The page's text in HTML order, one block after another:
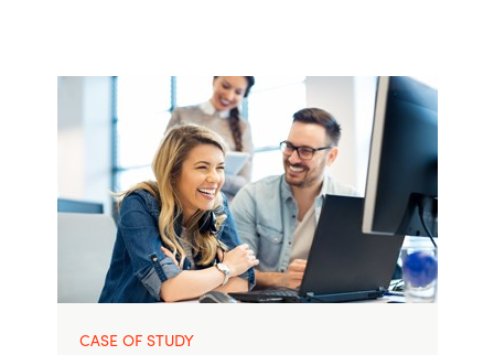
CASE OF STUDY